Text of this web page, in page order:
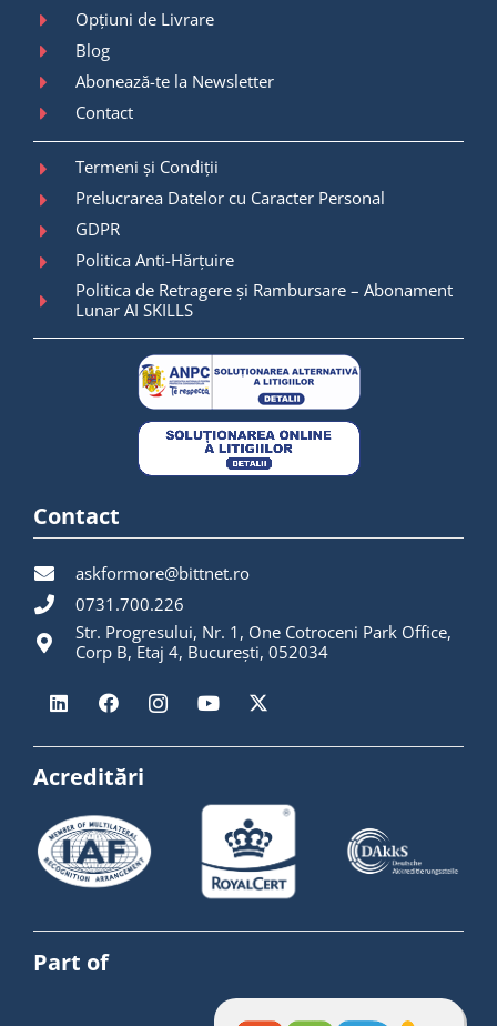
Opțiuni de Livrare
Blog
Abonează-te la Newsletter
Contact
Termeni și Condiții
Prelucrarea Datelor cu Caracter Personal
GDPR
Politica Anti-Hărțuire
Politica de Retragere și Rambursare – Abonament
Lunar AI SKILLS
Contact
askformore@bittnet.ro
0731.700.226
Str. Progresului, Nr. 1, One Cotroceni Park Office,
Corp B, Etaj 4, București, 052034
Acreditări
Part of